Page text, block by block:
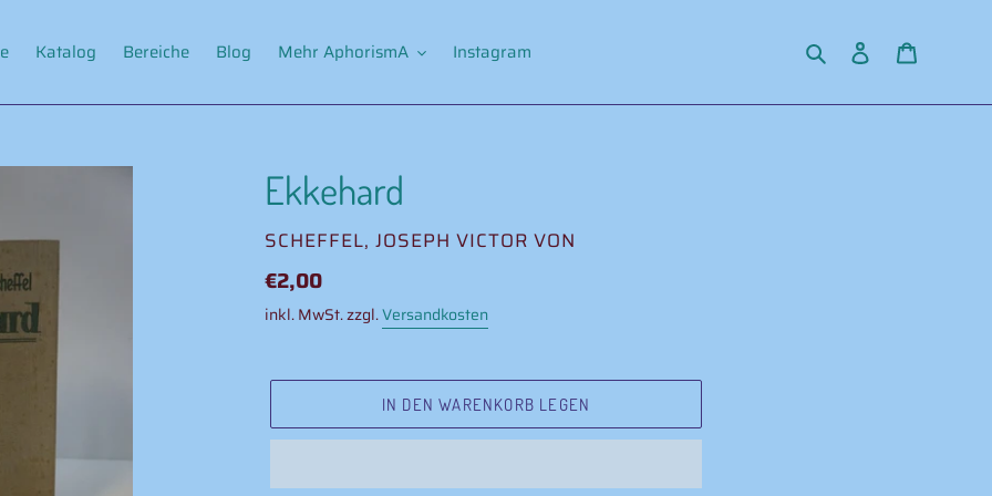
Katalog Bereiche Blog Mehr AphorismA Instagram Suchen Einloggen
Ekkehard
VERKÄUFER
SCHEFFEL, JOSEPH VICTOR VON
Normaler
Preis
€2,00
inkl. MwSt. zzgl.Versandkosten
IN DEN WARENKORB LEGEN